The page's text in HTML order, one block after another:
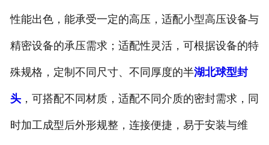
性能出色，能承受一定的高压，适配小型高压设备与
精密设备的承压需求；适配性灵活，可根据设备的特
殊规格，定制不同尺寸、不同厚度的半湖北球型封
头，可搭配不同材质，适配不同介质的密封需求，同
时加工成型后外形规整，连接便捷，易于安装与维